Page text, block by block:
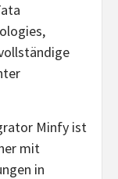
Minfy ist
mit
in